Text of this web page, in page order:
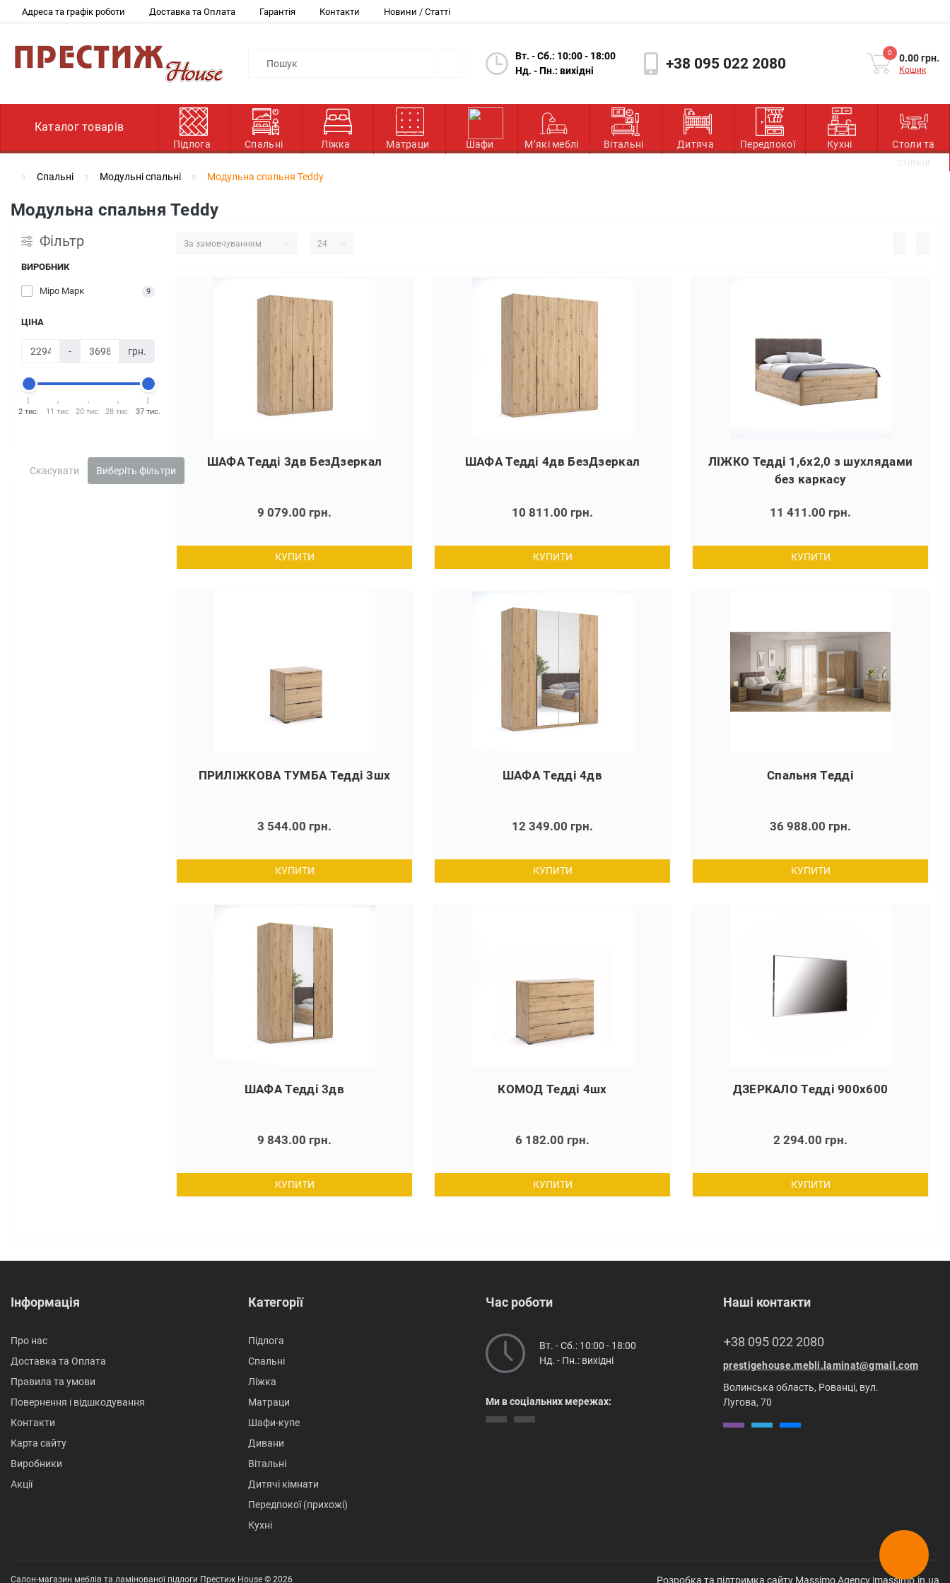
Адреса та графік роботи Доставка та Оплата Гарантія Контакти Новини / Статті
Вт. - Сб.: 10:00 - 18:00
Нд. - Пн.: вихідні
+38 095 022 2080
0 0.00 грн.
Кошик
Каталог товарів
Підлога Спальні Ліжка Матраци Шафи М’які меблі Вітальні Дитяча Передпокої Кухні
Столи та
стільці
Спальні
Модульні спальні Модульна спальня Teddy
Модульна спальня Teddy
Фільтр
ВИРОБНИК
Міро Марк 9
ЦІНА
- грн.
2 тис. 11 тис. 20 тис. 28 тис. 37 тис.
Скасувати Виберіть фільтри
ШАФА Тедді 3дв БезДзеркал
9 079.00 грн.
КУПИТИ
ШАФА Тедді 4дв БезДзеркал
10 811.00 грн.
КУПИТИ
ЛІЖКО Тедді 1,6х2,0 з шухлядами
без каркасу
11 411.00 грн.
КУПИТИ
ПРИЛІЖКОВА ТУМБА Тедді 3шх
3 544.00 грн.
КУПИТИ
ШАФА Тедді 4дв
12 349.00 грн.
КУПИТИ
Спальня Тедді
36 988.00 грн.
КУПИТИ
ШАФА Тедді 3дв
9 843.00 грн.
КУПИТИ
КОМОД Тедді 4шх
6 182.00 грн.
КУПИТИ
ДЗЕРКАЛО Тедді 900х600
2 294.00 грн.
КУПИТИ
Інформація
Про нас
Доставка та Оплата
Правила та умови
Повернення і відшкодування
Контакти
Карта сайту
Виробники
Акції
Категорії
Підлога
Спальні
Ліжка
Матраци
Шафи-купе
Дивани
Вітальні
Дитячі кімнати
Передпокої (прихожі)
Кухні
Час роботи
Вт. - Сб.: 10:00 - 18:00
Нд. - Пн.: вихідні
Ми в соціальних мережах:
Наші контакти
+38 095 022 2080
prestigehouse.mebli.laminat@gmail.com
Волинська область, Рованці, вул.
Лугова, 70
Салон-магазин меблів та ламінованої підлоги Престиж House © 2026 Розробка та підтримка сайту Massimo Agency |massimo.in.ua